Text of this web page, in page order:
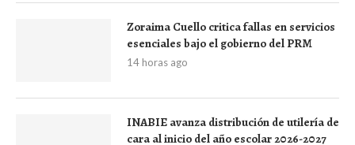
Zoraima Cuello critica fallas en servicios
esenciales bajo el gobierno del PRM
14 horas ago
INABIE avanza distribución de utilería de
cara al inicio del año escolar 2026-2027